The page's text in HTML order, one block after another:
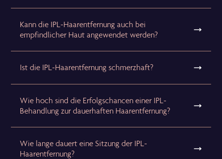
Kann die IPL-Haarentfernung auch bei
empfindlicher Haut angewendet werden?
Ist die IPL-Haarentfernung schmerzhaft?
Wie hoch sind die Erfolgschancen einer IPL-
Behandlung zur dauerhaften Haarentfernung?
Wie lange dauert eine Sitzung der IPL-
Haarentfernung?